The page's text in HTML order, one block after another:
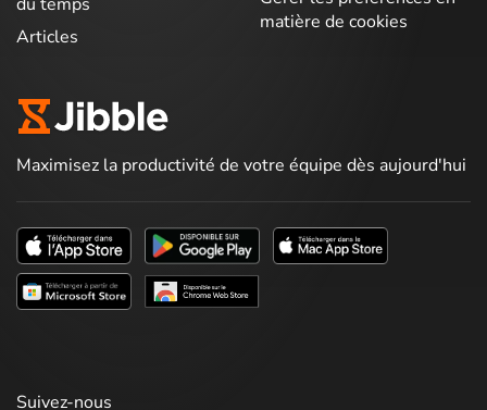
Articles
matière de cookies
Maximisez la productivité de votre équipe dès aujourd'hui
Suivez-nous